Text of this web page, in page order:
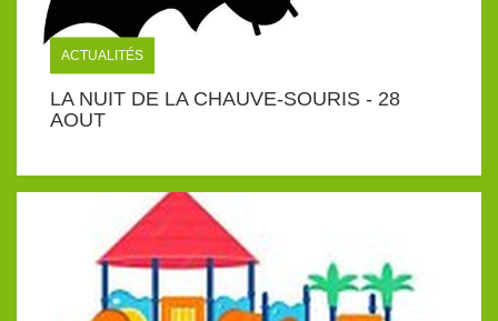
ACTUALITÉS
LA NUIT DE LA CHAUVE-SOURIS - 28
AOUT